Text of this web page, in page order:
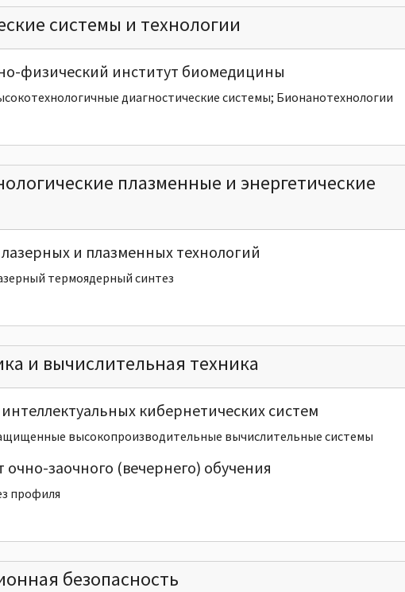
системы и технологии
физический институт биомедицины
диагностические системы; Бионанотехнологии
плазменные и энергетические
и плазменных технологий
термоядерный синтез
и вычислительная техника
кибернетических систем
высокопроизводительные вычислительные системы
очно-заочного (вечернего) обучения
профиля
безопасность